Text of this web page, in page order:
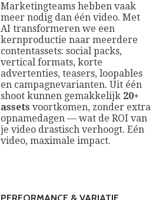
Marketingteams hebben vaak
meer nodig dan één video. Met
AI transformeren we een
kernproductie naar meerdere
contentassets: social packs,
vertical formats, korte
advertenties, teasers, loopables
en campagnevarianten. Uit één
shoot kunnen gemakkelijk 20+
assets voortkomen, zonder extra
opnamedagen — wat de ROI van
je video drastisch verhoogt. Eén
video, maximale impact.
PERFORMANCE & VARIATIE